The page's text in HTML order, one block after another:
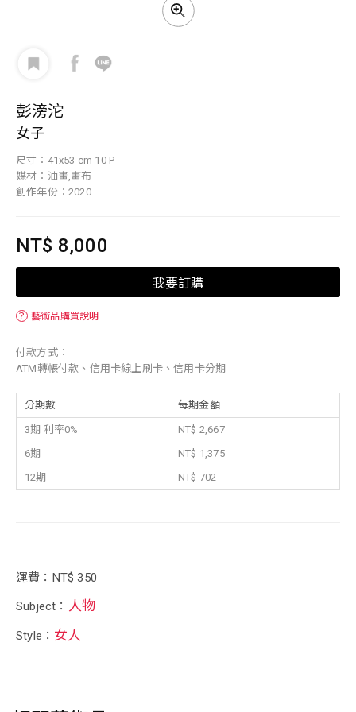
彭滂沱
女子
尺寸：41x53 cm 10 P
媒材：油畫,畫布
創作年份：2020
NT$ 8,000
我要訂購
？ 藝術品購買說明
付款方式：
ATM轉帳付款、信用卡線上刷卡、信用卡分期
分期數 每期金額
3期 利率0%
NT$ 2,667
6期
NT$ 1,375
12期
NT$ 702
運費：NT$ 350
Subject： 人物
Style： 女人